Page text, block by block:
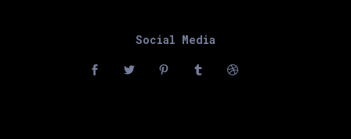
Social Media